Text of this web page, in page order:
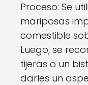
Proceso: Se
mariposas
comestible
Luego, se
tijeras o un
darles un